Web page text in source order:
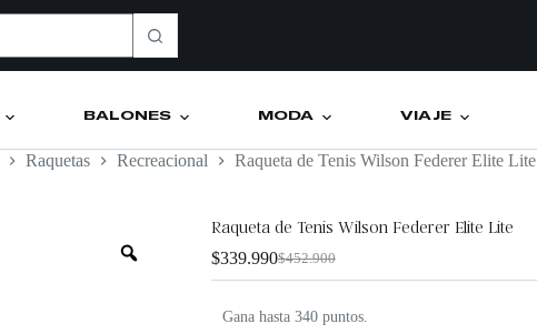
BALONES MODA VIAJE
Raquetas Recreacional Raqueta de Tenis Wilson Federer Elite Lite
Raqueta de Tenis Wilson Federer Elite Lite
$452.900
$339.990
Gana hasta 340 puntos.